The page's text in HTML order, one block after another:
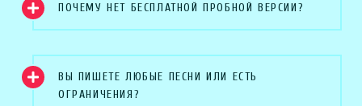
ПОЧЕМУ НЕТ БЕСПЛАТНОЙ ПРОБНОЙ ВЕРСИИ?
ВЫ ПИШЕТЕ ЛЮБЫЕ ПЕСНИ ИЛИ ЕСТЬ
ОГРАНИЧЕНИЯ?